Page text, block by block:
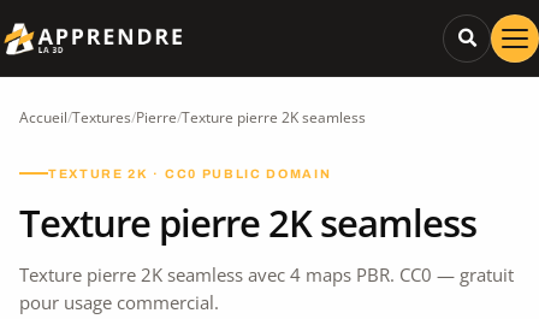
Accueil/Textures/Pierre/Texture pierre 2K seamless
TEXTURE 2K · CC0 PUBLIC DOMAIN
Texture pierre 2K seamless
Texture pierre 2K seamless avec 4 maps PBR. CC0 — gratuit
pour usage commercial.